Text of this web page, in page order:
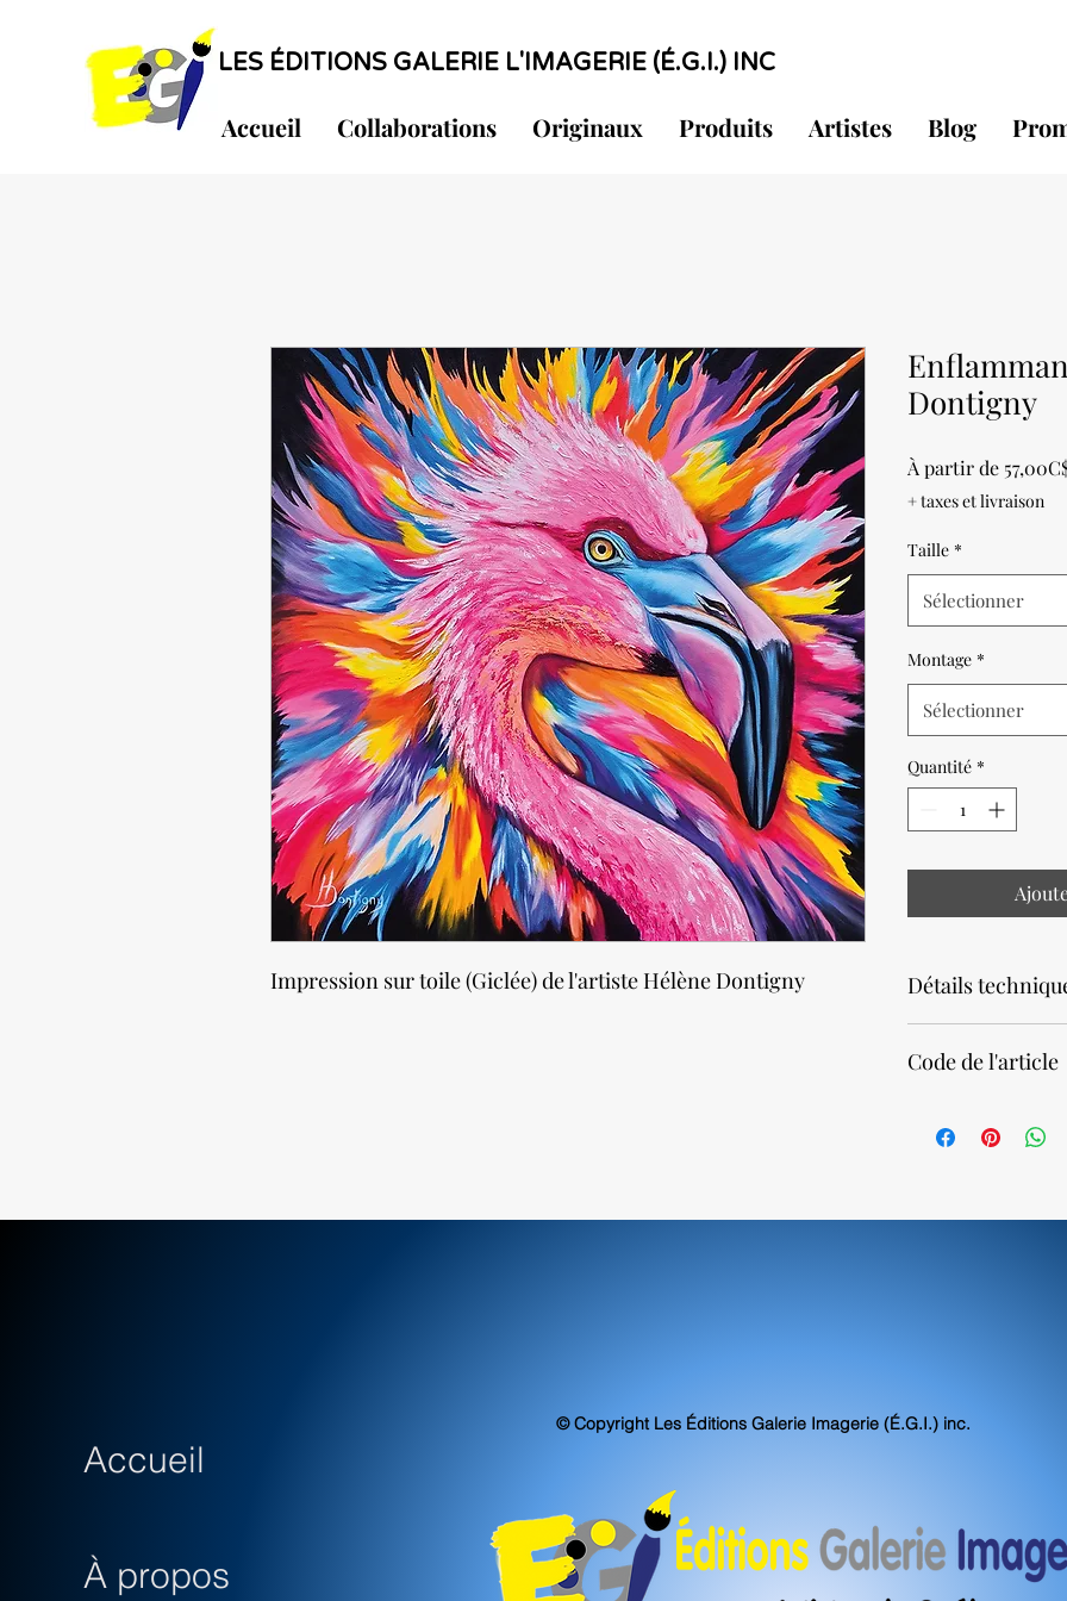
LES ÉDITIONS GALERIE L'IMAGERIE (É.G.I.) INC
Accueil Collaborations Originaux Produits Artistes Blog
Impression sur toile (Giclée) de l'artiste Hélène Dontigny
Dontigny
À partir de
+ taxes et livraison
Taille *
Sélectionner
Montage *
Sélectionner
Quantité *
Détails
Prévoir un délai de 2
d'archivabilité et de
Code de l'article
Accueil
À propos
© Copyright Les Éditions Galerie Imagerie (É.G.I.) inc.